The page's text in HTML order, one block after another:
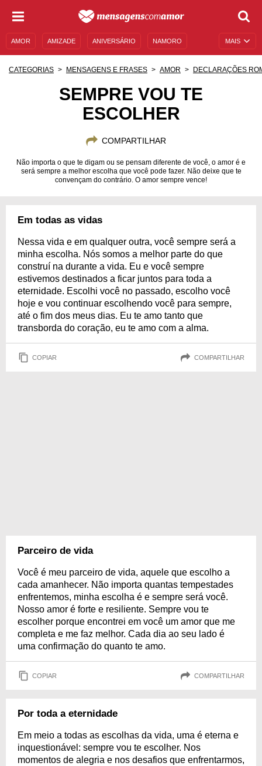
MAIS
AMOR AMIZADE ANIVERSÁRIO NAMORO
MENSAGENS E FRASES MENSAGENS DE ANIVERSÁRIO
CATEGORIAS MENSAGENS E FRASES AMOR DECLARAÇÕES
SEMPRE VOU TE
ESCOLHER
COMPARTILHAR
Não importa o que te digam ou se pensam diferente de você, o amor é e
será sempre a melhor escolha que você pode fazer. Não deixe que te
convençam do contrário. O amor sempre vence!
Em todas as vidas
Nessa vida e em qualquer outra, você sempre será a
minha escolha. Nós somos a melhor parte do que
construí na durante a vida. Eu e você sempre
estivemos destinados a ficar juntos para toda a
eternidade. Escolhi você no passado, escolho você
hoje e vou continuar escolhendo você para sempre,
até o fim dos meus dias. Eu te amo tanto que
transborda do coração, eu te amo com a alma.
COPIAR COMPARTILHAR
Parceiro de vida
Você é meu parceiro de vida, aquele que escolho a
cada amanhecer. Não importa quantas tempestades
enfrentemos, minha escolha é e sempre será você.
Nosso amor é forte e resiliente. Sempre vou te
escolher porque encontrei em você um amor que me
completa e me faz melhor. Cada dia ao seu lado é
uma confirmação do quanto te amo.
COPIAR COMPARTILHAR
Por toda a eternidade
Em meio a todas as escolhas da vida, uma é eterna e
inquestionável: sempre vou te escolher. Nos
momentos de alegria e nos desafios que enfrentarmos,